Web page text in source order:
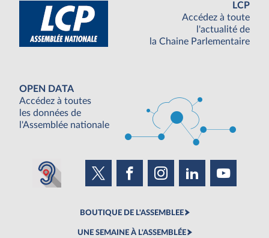
LCP
Accédez à toute
l'actualité de
la Chaine Parlementaire
OPEN DATA
Accédez à toutes
les données de
l'Assemblée nationale
BOUTIQUE DE L'ASSEMBLEE
UNE SEMAINE À L'ASSEMBLÉE